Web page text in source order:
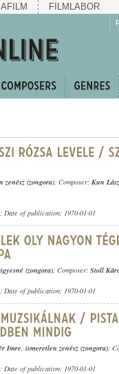
FILMLABOR
zenész (zongora); Composer: Kun
; Date of publication: 1970-01-01
(zongora); Composer: Stoll
; Date of publication: 1970-01-01
Imre, ismeretlen zenész (zongora);
; Date of publication: 1970-01-01